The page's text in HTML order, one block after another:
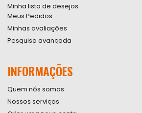
Minha lista de desejos
Meus Pedidos
Minhas avaliações
Pesquisa avançada
INFORMAÇÕES
Quem nós somos
Nossos serviços